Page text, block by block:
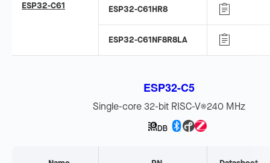
ESP32-C61 ESP32-C61HR8
ESP32-C61NF8R8LA
ESP32-C5
Single-core 32-bit RISC-V®240 MHz